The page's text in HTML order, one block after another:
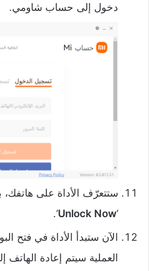
دخول إلى حساب شاومي.
ستتعرّف الأداة على هاتفك،
‘
Unlock Now
‘.
الآن ستبدأ الأداة في فتح
العملية سيتم إعادة